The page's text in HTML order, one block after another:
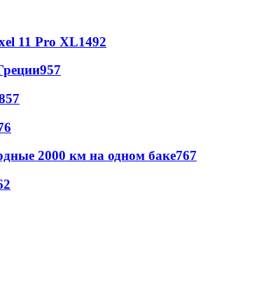
11 Pro XL1492
957
2000 км на одном баке767